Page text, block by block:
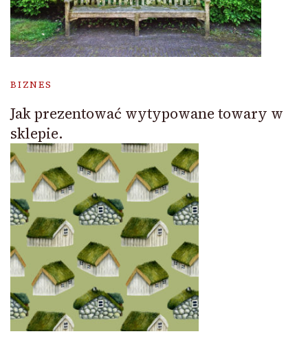
BIZNES
Jak prezentować wytypowane towary w
sklepie.